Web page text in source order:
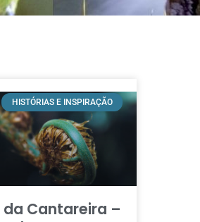
HISTÓRIAS E INSPIRAÇÃO
da Cantareira –